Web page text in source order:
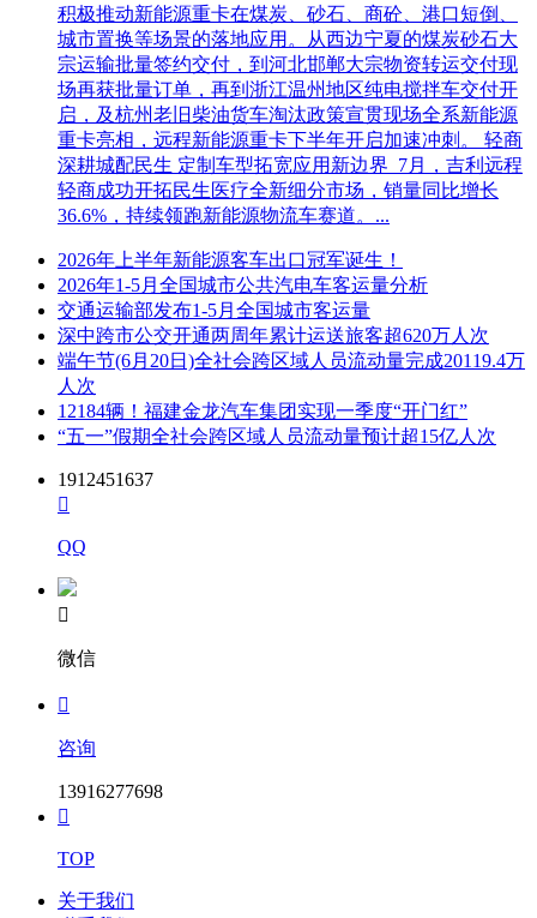
积极推动新能源重卡在煤炭、砂石、商砼、港口短倒、
城市置换等场景的落地应用。从西边宁夏的煤炭砂石大
宗运输批量签约交付，到河北邯郸大宗物资转运交付现
场再获批量订单，再到浙江温州地区纯电搅拌车交付开
启，及杭州老旧柴油货车淘汰政策宣贯现场全系新能源
重卡亮相，远程新能源重卡下半年开启加速冲刺。 轻商
深耕城配民生 定制车型拓宽应用新边界 7月，吉利远程
轻商成功开拓民生医疗全新细分市场，销量同比增长
36.6%，持续领跑新能源物流车赛道。...
2026年上半年新能源客车出口冠军诞生！
2026年1-5月全国城市公共汽电车客运量分析
交通运输部发布1-5月全国城市客运量
深中跨市公交开通两周年累计运送旅客超620万人次
端午节(6月20日)全社会跨区域人员流动量完成20119.4万
人次
12184辆！福建金龙汽车集团实现一季度“开门红”
“五一”假期全社会跨区域人员流动量预计超15亿人次
1912451637

QQ

微信

咨询
13916277698

TOP
关于我们